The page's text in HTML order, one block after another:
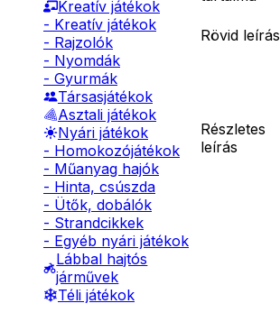
Kreatív játékok
- Kreatív játékok
- Rajzolók
- Nyomdák
- Gyurmák
Társasjátékok
Asztali játékok
Nyári játékok
- Homokozójátékok
- Műanyag hajók
- Hinta, csúszda
- Ütők, dobálók
- Strandcikkek
- Egyéb nyári játékok
Lábbal hajtós
járművek
Téli játékok
Rövid leírás
Részletes
leírás